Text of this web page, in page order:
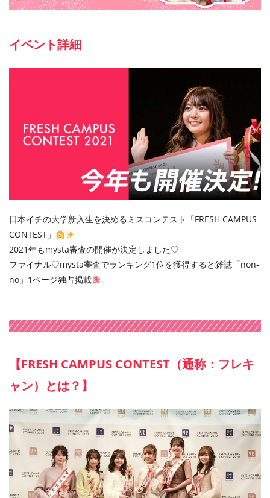
イベント詳細
日本イチの大学新入生を決めるミスコンテスト「FRESH CAMPUS
CONTEST」
2021年もmysta審査の開催が決定しました♡
ファイナル♡mysta審査でランキング1位を獲得すると雑誌「non-
no」1ページ独占掲載
【FRESH CAMPUS CONTEST（通称：フレキ
ャン）とは？】